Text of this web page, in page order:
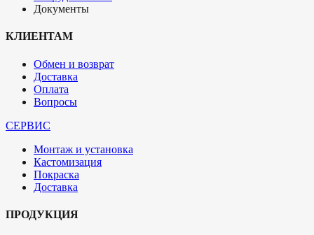
Документы
КЛИЕНТАМ
Обмен и возврат
Доставка
Оплата
Вопросы
СЕРВИС
Монтаж и установка
Кастомизация
Покраска
Доставка
ПРОДУКЦИЯ